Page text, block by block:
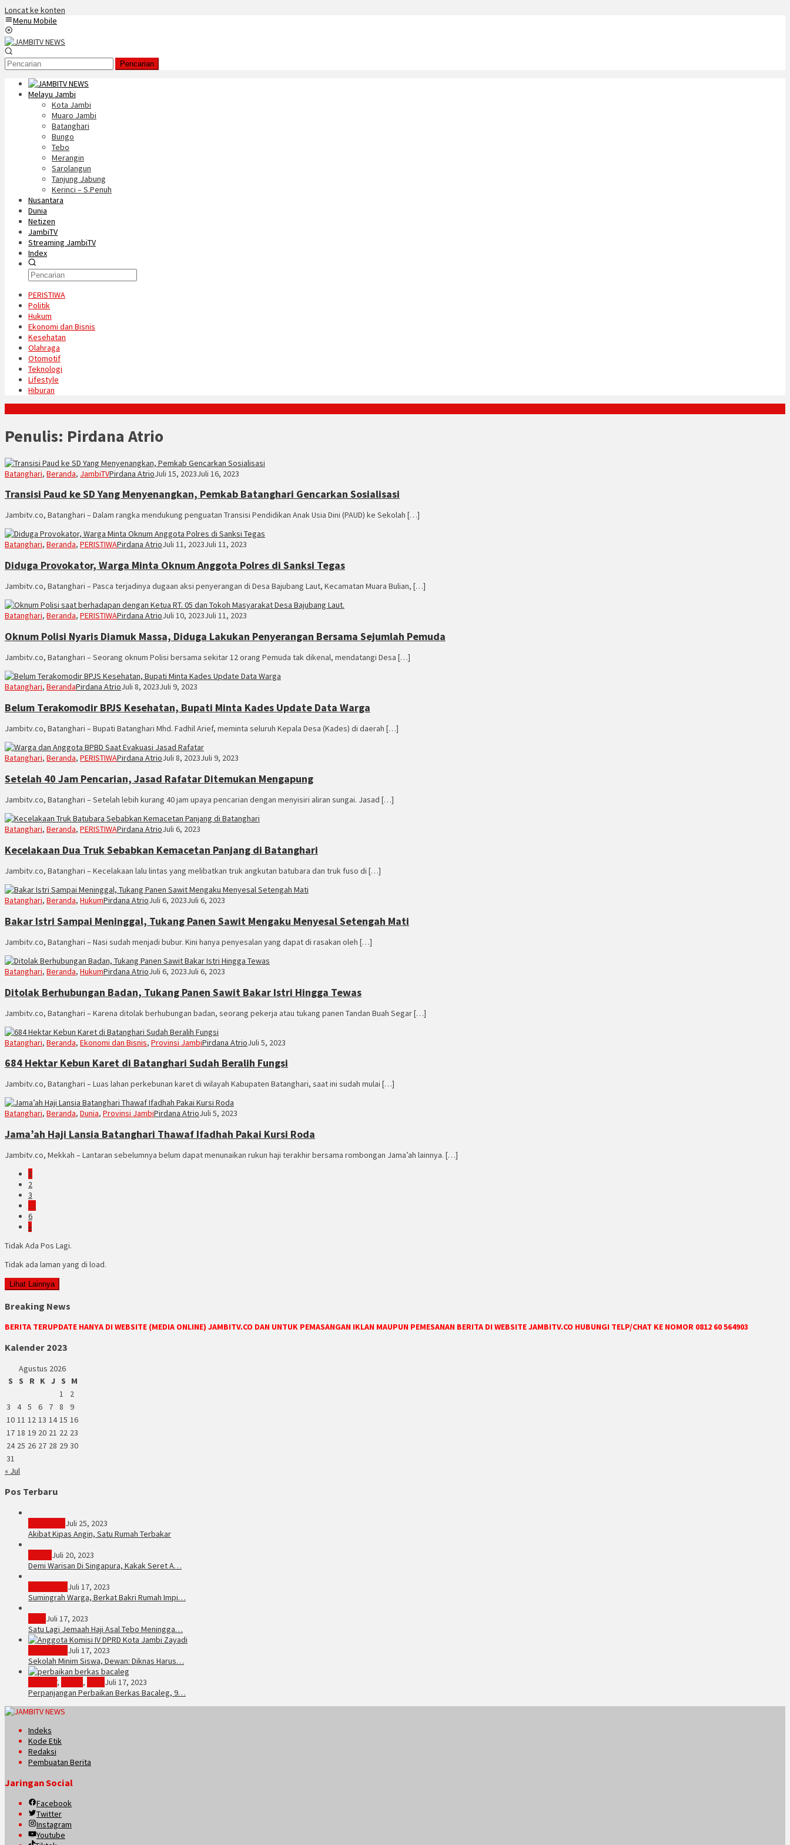
Loncat ke konten
Menu Mobile
Pencarian
Melayu Jambi
Kota Jambi
Muaro Jambi
Batanghari
Bungo
Tebo
Merangin
Sarolangun
Tanjung Jabung
Kerinci – S.Penuh
Nusantara
Dunia
Netizen
JambiTV
Streaming JambiTV
Index
PERISTIWA
Politik
Hukum
Ekonomi dan Bisnis
Kesehatan
Olahraga
Otomotif
Teknologi
Lifestyle
Hiburan
Penulis: Pirdana Atrio
Batanghari, Beranda, JambiTVPirdana AtrioJuli 15, 2023Juli 16, 2023
Transisi Paud ke SD Yang Menyenangkan, Pemkab Batanghari Gencarkan Sosialisasi
Jambitv.co, Batanghari – Dalam rangka mendukung penguatan Transisi Pendidikan Anak Usia Dini (PAUD) ke Sekolah […]
Batanghari, Beranda, PERISTIWAPirdana AtrioJuli 11, 2023Juli 11, 2023
Diduga Provokator, Warga Minta Oknum Anggota Polres di Sanksi Tegas
Jambitv.co, Batanghari – Pasca terjadinya dugaan aksi penyerangan di Desa Bajubang Laut, Kecamatan Muara Bulian, […]
Batanghari, Beranda, PERISTIWAPirdana AtrioJuli 10, 2023Juli 11, 2023
Oknum Polisi Nyaris Diamuk Massa, Diduga Lakukan Penyerangan Bersama Sejumlah Pemuda
Jambitv.co, Batanghari – Seorang oknum Polisi bersama sekitar 12 orang Pemuda tak dikenal, mendatangi Desa […]
Batanghari, BerandaPirdana AtrioJuli 8, 2023Juli 9, 2023
Belum Terakomodir BPJS Kesehatan, Bupati Minta Kades Update Data Warga
Jambitv.co, Batanghari – Bupati Batanghari Mhd. Fadhil Arief, meminta seluruh Kepala Desa (Kades) di daerah […]
Batanghari, Beranda, PERISTIWAPirdana AtrioJuli 8, 2023Juli 9, 2023
Setelah 40 Jam Pencarian, Jasad Rafatar Ditemukan Mengapung
Jambitv.co, Batanghari – Setelah lebih kurang 40 jam upaya pencarian dengan menyisiri aliran sungai. Jasad […]
Batanghari, Beranda, PERISTIWAPirdana AtrioJuli 6, 2023
Kecelakaan Dua Truk Sebabkan Kemacetan Panjang di Batanghari
Jambitv.co, Batanghari – Kecelakaan lalu lintas yang melibatkan truk angkutan batubara dan truk fuso di […]
Batanghari, Beranda, HukumPirdana AtrioJuli 6, 2023Juli 6, 2023
Bakar Istri Sampai Meninggal, Tukang Panen Sawit Mengaku Menyesal Setengah Mati
Jambitv.co, Batanghari – Nasi sudah menjadi bubur. Kini hanya penyesalan yang dapat di rasakan oleh […]
Batanghari, Beranda, HukumPirdana AtrioJuli 6, 2023Juli 6, 2023
Ditolak Berhubungan Badan, Tukang Panen Sawit Bakar Istri Hingga Tewas
Jambitv.co, Batanghari – Karena ditolak berhubungan badan, seorang pekerja atau tukang panen Tandan Buah Segar […]
Batanghari, Beranda, Ekonomi dan Bisnis, Provinsi JambiPirdana AtrioJuli 5, 2023
684 Hektar Kebun Karet di Batanghari Sudah Beralih Fungsi
Jambitv.co, Batanghari – Luas lahan perkebunan karet di wilayah Kabupaten Batanghari, saat ini sudah mulai […]
Batanghari, Beranda, Dunia, Provinsi JambiPirdana AtrioJuli 5, 2023
Jama’ah Haji Lansia Batanghari Thawaf Ifadhah Pakai Kursi Roda
Jambitv.co, Mekkah – Lantaran sebelumnya belum dapat menunaikan rukun haji terakhir bersama rombongan Jama’ah lainnya. […]
1
2
3
…
6
»
Tidak Ada Pos Lagi.
Tidak ada laman yang di load.
Lihat Lainnya
Breaking News
BERITA TERUPDATE HANYA DI WEBSITE (MEDIA ONLINE) JAMBITV.CO DAN UNTUK PEMASANGAN IKLAN MAUPUN PEMESANAN BERITA DI WEBSITE JAMBITV.CO HUBUNGI TELP/CHAT KE NOMOR 0812 60 564903
Kalender 2023
Agustus 2026
S
S R K J S
M
1
2
3
4 5 6 7 8
9
10 11 12 13 14 15 16
17 18 19 20 21 22 23
24 25 26 27 28 29 30
31
« Jul
Pos Terbaru
Juli 25, 2023
Akibat Kipas Angin, Satu Rumah Terbakar
Juli 20, 2023
Demi Warisan Di Singapura, Kakak Seret A…
Juli 17, 2023
Sumingrah Warga, Berkat Bakri Rumah Impi…
Juli 17, 2023
Satu Lagi Jemaah Haji Asal Tebo Meningga…
Juli 17, 2023
Sekolah Minim Siswa, Dewan: Diknas Harus…
, ,
Juli 17, 2023
Perpanjangan Perbaikan Berkas Bacaleg, 9…
Indeks
Kode Etik
Redaksi
Pembuatan Berita
Jaringan Social
Facebook
Twitter
Instagram
Youtube